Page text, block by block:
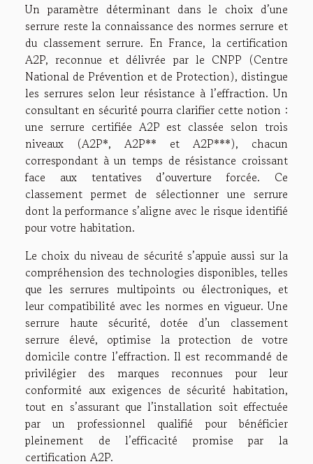
Un paramètre déterminant dans le choix d’une
serrure reste la connaissance des normes serrure et
du classement serrure. En France, la certification
A2P, reconnue et délivrée par le CNPP (Centre
National de Prévention et de Protection), distingue
les serrures selon leur résistance à l’effraction. Un
consultant en sécurité pourra clarifier cette notion :
une serrure certifiée A2P est classée selon trois
niveaux (A2P*, A2P** et A2P***), chacun
correspondant à un temps de résistance croissant
face aux tentatives d’ouverture forcée. Ce
classement permet de sélectionner une serrure
dont la performance s’aligne avec le risque identifié
pour votre habitation.
Le choix du niveau de sécurité s’appuie aussi sur la
compréhension des technologies disponibles, telles
que les serrures multipoints ou électroniques, et
leur compatibilité avec les normes en vigueur. Une
serrure haute sécurité, dotée d’un classement
serrure élevé, optimise la protection de votre
domicile contre l’effraction. Il est recommandé de
privilégier des marques reconnues pour leur
conformité aux exigences de sécurité habitation,
tout en s’assurant que l’installation soit effectuée
par un professionnel qualifié pour bénéficier
pleinement de l’efficacité promise par la
certification A2P.